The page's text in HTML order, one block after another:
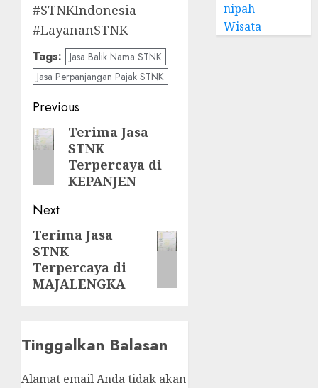
#STNKIndonesia
#LayananSTNK
Tags: Jasa Balik Nama STNK
Jasa Perpanjangan Pajak STNK
Post
navigation
Previous
Previous
post:
Terima Jasa
STNK
Terpercaya di
KEPANJEN
Next
Next
post:
Terima Jasa
STNK
Terpercaya di
MAJALENGKA
Tinggalkan Balasan
Alamat email Anda tidak akan
nipah
Wisata